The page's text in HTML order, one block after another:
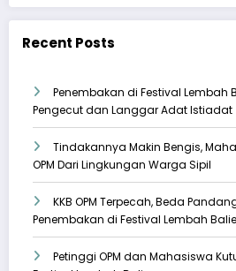
Recent Posts
Penembakan di Festival Lembah
Pengecut dan Langgar Adat Istiadat
Tindakannya Makin Bengis,
OPM Dari Lingkungan Warga Sipil
KKB OPM Terpecah, Beda
Penembakan di Festival Lembah
Petinggi OPM dan Mahasiswa